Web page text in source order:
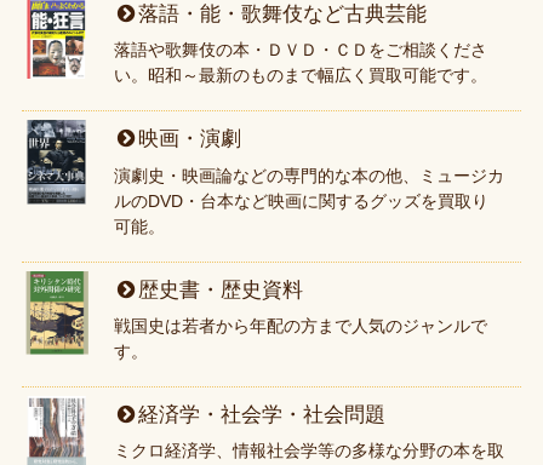
落語・能・歌舞伎など古典芸能
落語や歌舞伎の本・ＤＶＤ・ＣＤをご相談くださ
い。昭和～最新のものまで幅広く買取可能です。
映画・演劇
演劇史・映画論などの専門的な本の他、ミュージカ
ルのDVD・台本など映画に関するグッズを買取り
可能。
歴史書・歴史資料
戦国史は若者から年配の方まで人気のジャンルで
す。
経済学・社会学・社会問題
ミクロ経済学、情報社会学等の多様な分野の本を取